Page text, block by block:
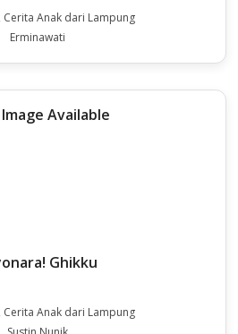
Cerita Anak dari Lampung
Erminawati
Ghikku
Cerita Anak dari Lampung